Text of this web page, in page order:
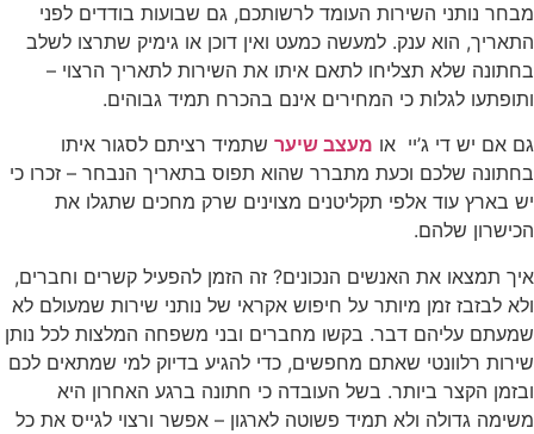
מבחר נותני השירות העומד לרשותכם, גם שבועות בודדים לפני
התאריך, הוא ענק. למעשה כמעט ואין דוכן או גימיק שתרצו לשלב
בחתונה שלא תצליחו לתאם איתו את השירות לתאריך הרצוי –
ותופתעו לגלות כי המחירים אינם בהכרח תמיד גבוהים.
גם אם יש די ג’יי או מעצב שיער שתמיד רציתם לסגור איתו
בחתונה שלכם וכעת מתברר שהוא תפוס בתאריך הנבחר – זכרו כי
יש בארץ עוד אלפי תקליטנים מצוינים שרק מחכים שתגלו את
הכישרון שלהם.
איך תמצאו את האנשים הנכונים? זה הזמן להפעיל קשרים וחברים,
ולא לבזבז זמן מיותר על חיפוש אקראי של נותני שירות שמעולם לא
שמעתם עליהם דבר. בקשו מחברים ובני משפחה המלצות לכל נותן
שירות רלוונטי שאתם מחפשים, כדי להגיע בדיוק למי שמתאים לכם
ובזמן הקצר ביותר. בשל העובדה כי חתונה ברגע האחרון היא
משימה גדולה ולא תמיד פשוטה לארגון – אפשר ורצוי לגייס את כל